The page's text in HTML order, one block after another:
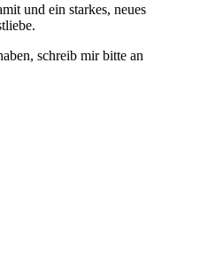
und ein starkes, neues
schreib mir bitte an